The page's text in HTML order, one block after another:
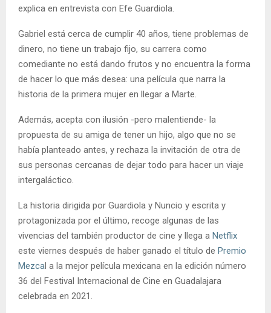
explica en entrevista con Efe Guardiola.
Gabriel está cerca de cumplir 40 años, tiene problemas de
dinero, no tiene un trabajo fijo, su carrera como
comediante no está dando frutos y no encuentra la forma
de hacer lo que más desea: una película que narra la
historia de la primera mujer en llegar a Marte.
Además, acepta con ilusión -pero malentiende- la
propuesta de su amiga de tener un hijo, algo que no se
había planteado antes, y rechaza la invitación de otra de
sus personas cercanas de dejar todo para hacer un viaje
intergaláctico.
La historia dirigida por Guardiola y Nuncio y escrita y
protagonizada por el último, recoge algunas de las
vivencias del también productor de cine y llega a Netflix
este viernes después de haber ganado el título de Premio
Mezcal a la mejor película mexicana en la edición número
36 del Festival Internacional de Cine en Guadalajara
celebrada en 2021.